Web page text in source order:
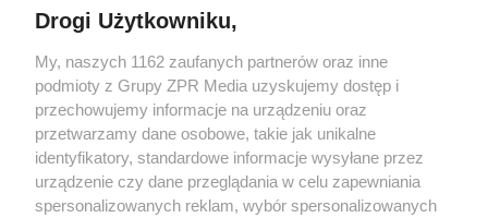
Żaden utwór zamieszczony w serwisie nie może być powielany i
rozpowszechniany lub dalej rozpowszechniany w jakikolwiek sposób (w
tym także elektroniczny lub mechaniczny) na jakimkolwiek polu
eksploatacji w jakiejkolwiek formie, włącznie z umieszczaniem w Internecie
bez pisemnej zgody właściciela praw. Jakiekolwiek użycie lub
wykorzystanie utworów w całości lub w części z naruszeniem prawa, tzn.
bez właściwej zgody, jest zabronione pod groźbą kary i może być ścigane
prawnie.
Drogi Użytkowniku,
My, naszych 1162 zaufanych partnerów oraz inne
podmioty z Grupy ZPR Media uzyskujemy dostęp i
przechowujemy informacje na urządzeniu oraz
przetwarzamy dane osobowe, takie jak unikalne
identyfikatory, standardowe informacje wysyłane przez
urządzenie czy dane przeglądania w celu zapewniania
spersonalizowanych reklam, wybór spersonalizowanych